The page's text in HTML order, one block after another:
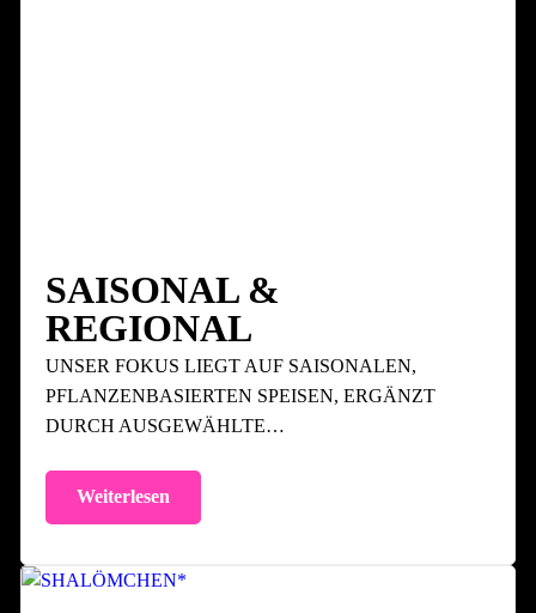
SAISONAL &
REGIONAL
UNSER FOKUS LIEGT AUF SAISONALEN,
PFLANZENBASIERTEN SPEISEN, ERGÄNZT
DURCH AUSGEWÄHLTE…
Weiterlesen